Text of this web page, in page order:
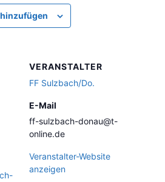
VERANSTALTER
FF Sulzbach/Do.
E-Mail
ff-sulzbach-donau@t-
online.de
Veranstalter-Website
anzeigen